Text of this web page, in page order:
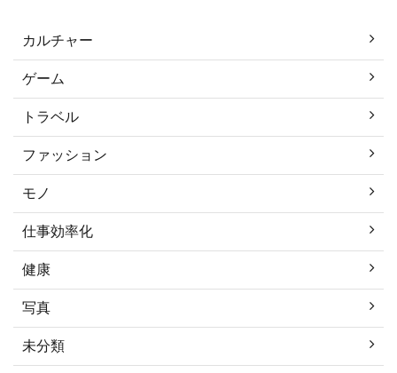
カルチャー
ゲーム
トラベル
ファッション
モノ
仕事効率化
健康
写真
未分類